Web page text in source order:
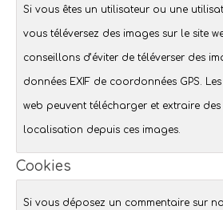
Si vous êtes un utilisateur ou une
vous téléversez des images sur le site
conseillons d’éviter de téléverser des
données EXIF de coordonnées GPS.
web peuvent télécharger et extraire
localisation depuis ces images.
Cookies
Si vous déposez un commentaire sur